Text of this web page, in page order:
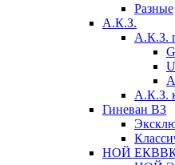
Разные
А.К.З.
А.К.З.
А.К.З.
Гиневан ВЗ
НОЙ